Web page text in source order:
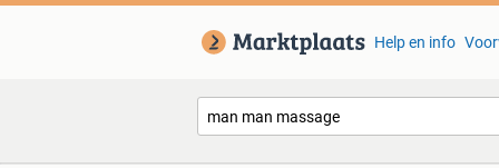
Help en info